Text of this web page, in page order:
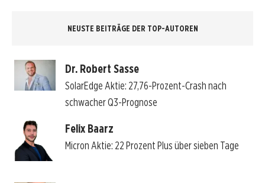
NEUSTE BEITRÄGE DER TOP-AUTOREN
Dr. Robert Sasse
SolarEdge Aktie: 27,76-Prozent-Crash nach
schwacher Q3-Prognose
Felix Baarz
Micron Aktie: 22 Prozent Plus über sieben Tage